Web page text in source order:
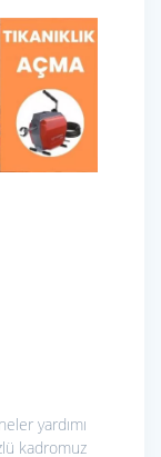
yardımı
kadromuz